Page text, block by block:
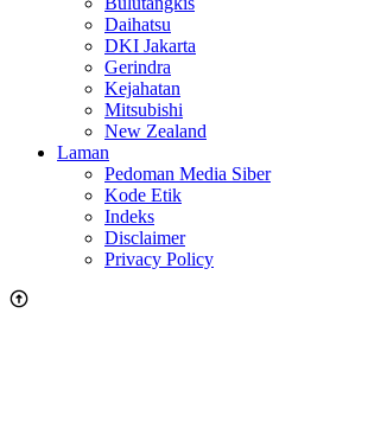
Daihatsu
DKI Jakarta
Gerindra
Kejahatan
Mitsubishi
New Zealand
Laman
Pedoman Media Siber
Kode Etik
Indeks
Disclaimer
Privacy Policy